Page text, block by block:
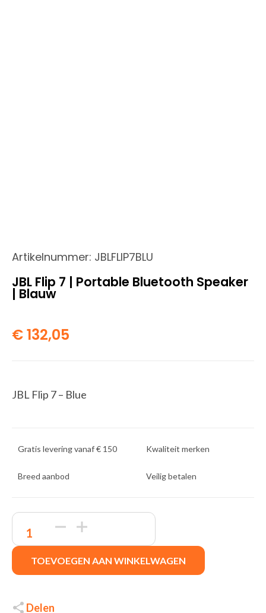
Artikelnummer: JBLFLIP7BLU
JBL Flip 7 | Portable Bluetooth Speaker
| Blauw
€132,05
JBL Flip 7 – Blue
Gratis levering vanaf € 150 Kwaliteit merken
Breed aanbod Veilig betalen
Flip
7
Portable
Bluetooth
Blauw
TOEVOEGEN AAN WINKELWAGEN
Delen